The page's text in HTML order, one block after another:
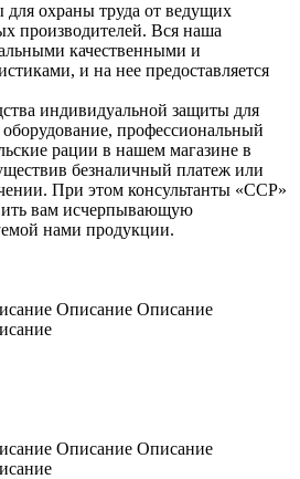
охраны труда от ведущих
производителей. Вся наша
качественными и
и на нее предоставляется
индивидуальной защиты для
профессиональный
рации в нашем магазине в
безналичный платеж или
При этом консультанты «ССР»
вам исчерпывающую
нами продукции.
Oписание Oписание
Oписание Oписание